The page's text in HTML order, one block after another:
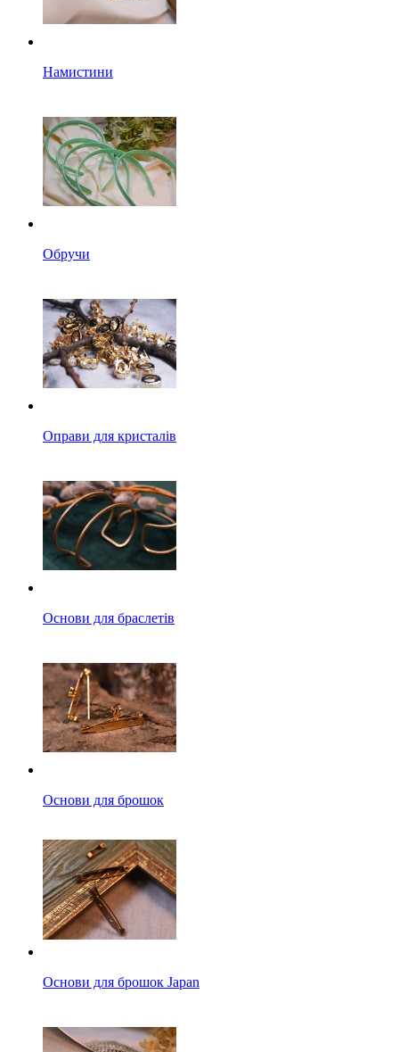
Намистини
Обручи
Оправи для кристалів
Основи для браслетів
Основи для брошок
Основи для брошок Japan